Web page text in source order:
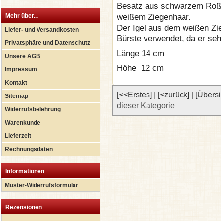
Mehr über...
Liefer- und Versandkosten
Privatsphäre und Datenschutz
Unsere AGB
Impressum
Kontakt
Sitemap
Widerrufsbelehrung
Warenkunde
Lieferzeit
Rechnungsdaten
Informationen
Muster-Widerrufsformular
Rezensionen
Besatz aus schwarzem
weißem Ziegenhaar.
Der Igel aus dem weißen
Bürste verwendet, da er
Länge 14 cm
Höhe 12 cm
[<<Erstes] [<zurück]
dieser Kategorie